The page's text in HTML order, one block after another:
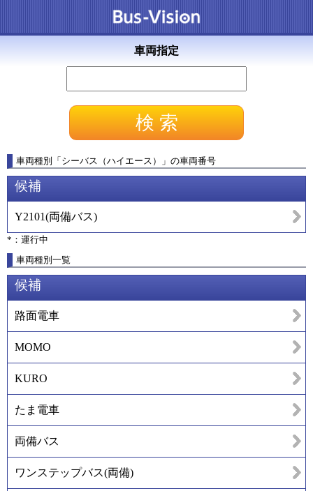
車両指定
車両種別 「 シーバス（ハイエース） 」 の車両番号
候補
Y2101(両備バス)
*：運行中
車両種別一覧
候補
路面電車
MOMO
KURO
たま電車
両備バス
ワンステップバス(両備)